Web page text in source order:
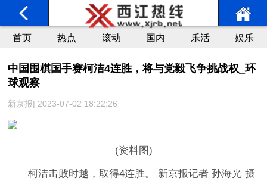
首页 热点 滚动 国内 乐活 娱乐
中国围棋国手赛柯洁4连胜，将与党毅飞争挑战权_环
球观察
新京报| 2023-07-02 18:22:26
(资料图)
柯洁击败时越，取得4连胜。 新京报记者 孙海光 摄